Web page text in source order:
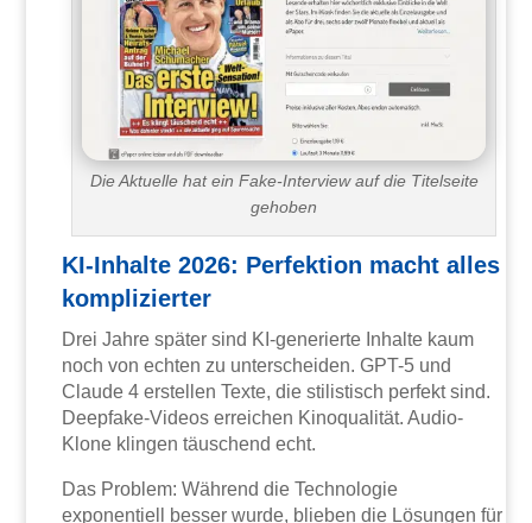
Die Aktuelle hat ein Fake-Interview auf die Titelseite
gehoben
KI-Inhalte 2026: Perfektion macht alles
komplizierter
Drei Jahre später sind KI-generierte Inhalte kaum
noch von echten zu unterscheiden. GPT-5 und
Claude 4 erstellen Texte, die stilistisch perfekt sind.
Deepfake-Videos erreichen Kinoqualität. Audio-
Klone klingen täuschend echt.
Das Problem: Während die Technologie
exponentiell besser wurde, blieben die Lösungen für